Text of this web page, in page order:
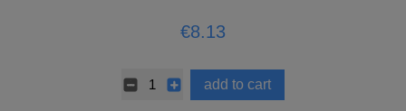
€8.13
add to cart